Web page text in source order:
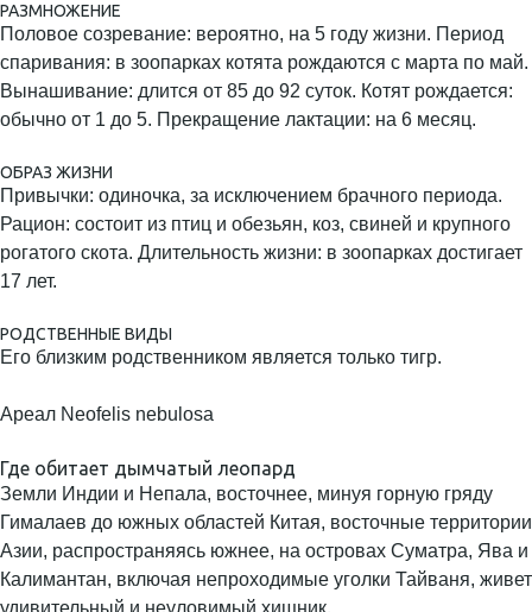
РАЗМНОЖЕНИЕ
Половое созревание: вероятно, на 5 году жизни. Период
спаривания: в зоопарках котята рождаются с марта по май.
Вынашивание: длится от 85 до 92 суток. Котят рождается:
обычно от 1 до 5. Прекращение лактации: на 6 месяц.
ОБРАЗ ЖИЗНИ
Привычки: одиночка, за исключением брачного периода.
Рацион: состоит из птиц и обезьян, коз, свиней и крупного
рогатого скота. Длительность жизни: в зоопарках достигает
17 лет.
РОДСТВЕННЫЕ ВИДЫ
Его близким родственником является только тигр.
Ареал Neofelis nebulosa
Где обитает дымчатый леопард
Земли Индии и Непала, восточнее, минуя горную гряду
Гималаев до южных областей Китая, восточные территории
Азии, распространяясь южнее, на островах Суматра, Ява и
Калимантан, включая непроходимые уголки Тайваня, живет
удивительный и неуловимый хищник.